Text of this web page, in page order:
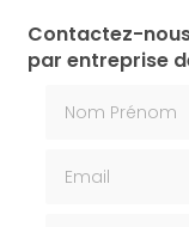
Contactez-
par entreprise